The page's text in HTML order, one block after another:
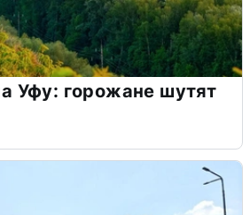
Уфу: горожане шутят